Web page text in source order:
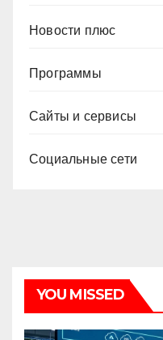
Новости плюс
Программы
Сайты и сервисы
Социальные сети
YOU MISSED